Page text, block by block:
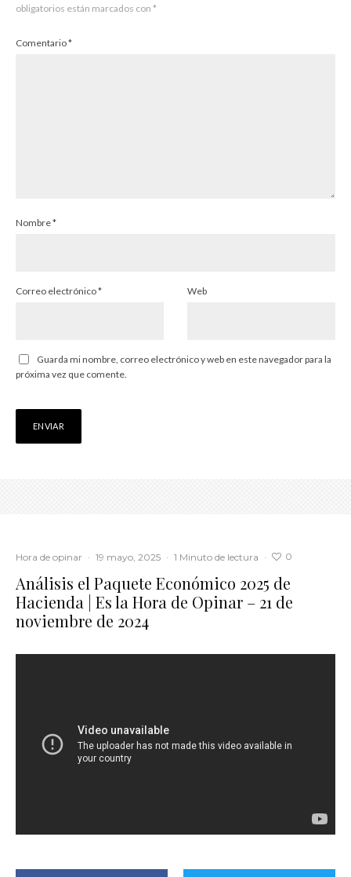
obligatorios están marcados con *
Comentario*
Nombre*
Correo electrónico* Web
Guarda mi nombre, correo electrónico y web en este navegador para la
próxima vez que comente.
Hora de opinar · 19 mayo, 2025 · 1 Minuto de lectura · 0
Análisis el Paquete Económico 2025 de
Hacienda | Es la Hora de Opinar – 21 de
noviembre de 2024